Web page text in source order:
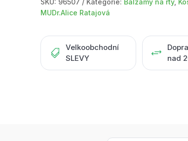
for
the
Levandule
množství
MUDr.Alice Ratajová

Velkoobchodní
SLEVY
+
nad